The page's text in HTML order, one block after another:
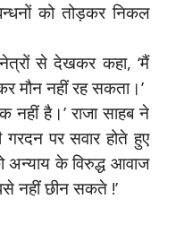
को तोड़कर निकल
से देखकर कहा, ‘मैं
मौन नहीं रह सकता।’
नहीं है।’ राजा साहब ने
पर सवार होते हुए
अन्याय के विरुद्ध आवाज
नहीं छीन सकते !’